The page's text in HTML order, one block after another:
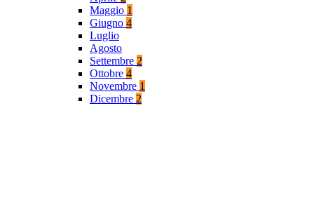
Maggio 1
Giugno 4
Luglio
Agosto
Settembre 2
Ottobre 4
Novembre 1
Dicembre 2